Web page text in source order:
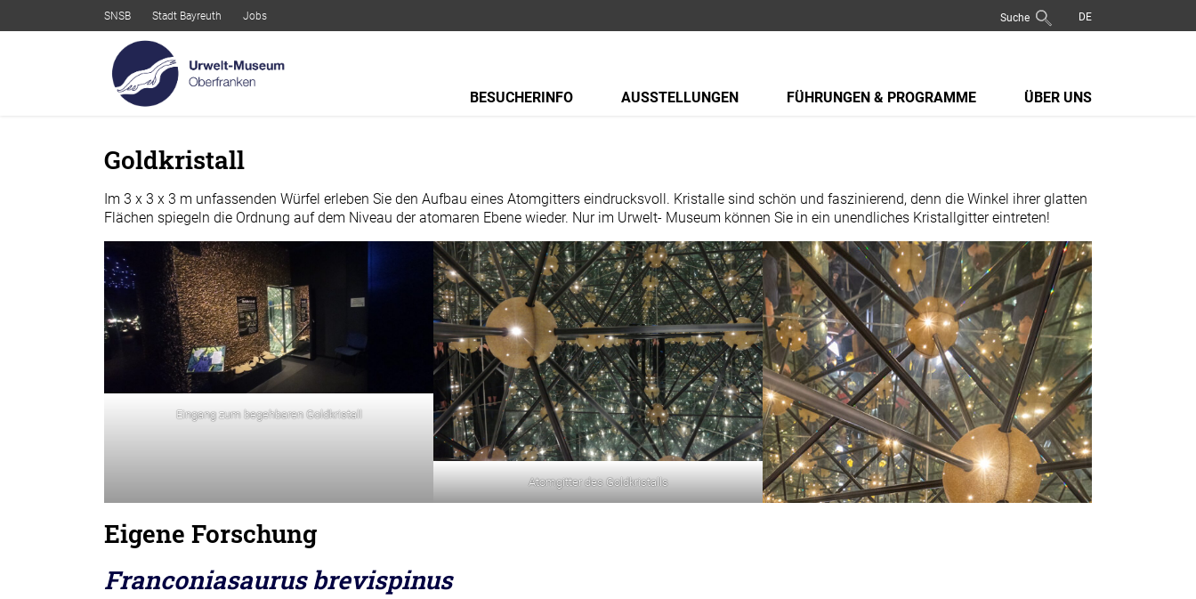
SNSB Stadt Bayreuth Jobs Suche
BESUCHERINFO AUSSTELLUNGEN FÜHRUNGEN & PROGRAMME ÜBER UNS
Goldkristall
Im 3 x 3 x 3 m unfassenden Würfel erleben Sie den Aufbau eines Atomgitters eindrucksvoll. Kristalle sind schön und faszinierend, denn die Winkel ihrer glatten
Flächen spiegeln die Ordnung auf dem Niveau der atomaren Ebene wieder. Nur im Urwelt- Museum können Sie in ein unendliches Kristallgitter eintreten!
Eingang zum begehbaren Goldkristall
Atomgitter des Goldkristalls
Eigene Forschung
Franconiasaurus brevispinus